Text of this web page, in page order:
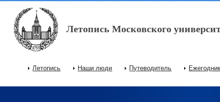
Перейти к основному содержанию
Летопись Московского
Главное меню
Летопись Наши люди Путеводитель